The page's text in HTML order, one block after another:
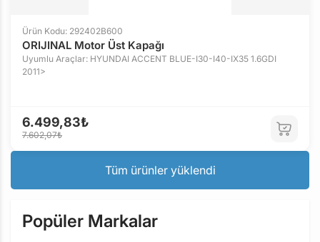
Ürün Kodu: 292402B600
ORIJINAL Motor Üst Kapağı
Uyumlu Araçlar: HYUNDAI ACCENT BLUE-I30-I40-IX35 1.6GDI
2011>
6.499,83₺
7.602,07₺
Tüm ürünler yüklendi
Popüler Markalar